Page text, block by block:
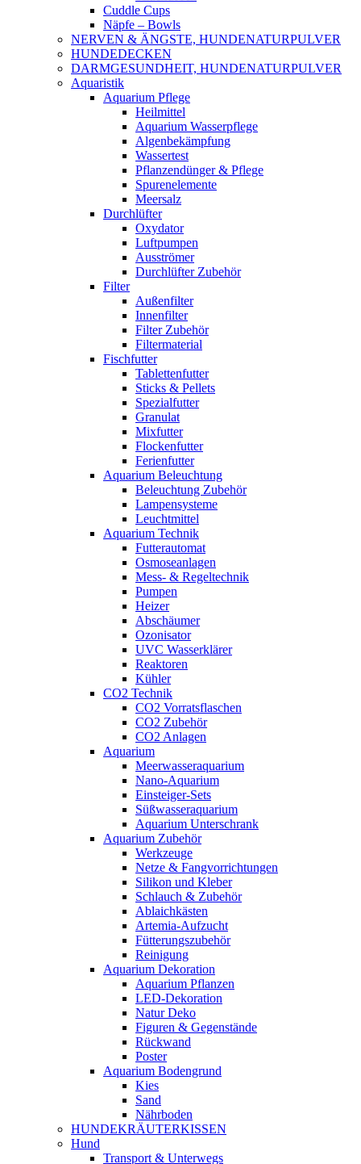
Cuddle Cups
Näpfe – Bowls
NERVEN & ÄNGSTE, HUNDENATURPULVER
HUNDEDECKEN
DARMGESUNDHEIT, HUNDENATURPULVER
Aquaristik
Aquarium Pflege
Heilmittel
Aquarium Wasserpflege
Algenbekämpfung
Wassertest
Pflanzendünger & Pflege
Spurenelemente
Meersalz
Durchlüfter
Oxydator
Luftpumpen
Ausströmer
Durchlüfter Zubehör
Filter
Außenfilter
Innenfilter
Filter Zubehör
Filtermaterial
Fischfutter
Tablettenfutter
Sticks & Pellets
Spezialfutter
Granulat
Mixfutter
Flockenfutter
Ferienfutter
Aquarium Beleuchtung
Beleuchtung Zubehör
Lampensysteme
Leuchtmittel
Aquarium Technik
Futterautomat
Osmoseanlagen
Mess- & Regeltechnik
Pumpen
Heizer
Abschäumer
Ozonisator
UVC Wasserklärer
Reaktoren
Kühler
CO2 Technik
CO2 Vorratsflaschen
CO2 Zubehör
CO2 Anlagen
Aquarium
Meerwasseraquarium
Nano-Aquarium
Einsteiger-Sets
Süßwasseraquarium
Aquarium Unterschrank
Aquarium Zubehör
Werkzeuge
Netze & Fangvorrichtungen
Silikon und Kleber
Schlauch & Zubehör
Ablaichkästen
Artemia-Aufzucht
Fütterungszubehör
Reinigung
Aquarium Dekoration
Aquarium Pflanzen
LED-Dekoration
Natur Deko
Figuren & Gegenstände
Rückwand
Poster
Aquarium Bodengrund
Kies
Sand
Nährboden
HUNDEKRÄUTERKISSEN
Hund
Transport & Unterwegs